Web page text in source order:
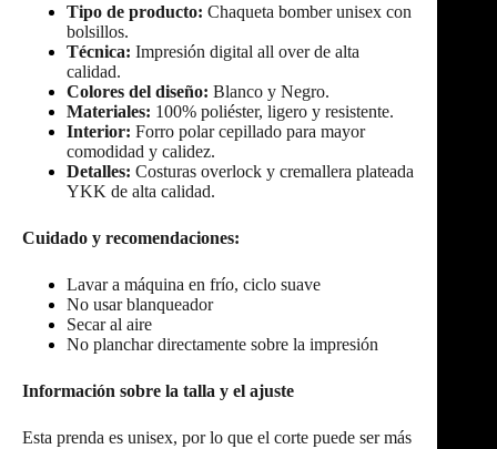
Tipo de producto: Chaqueta bomber unisex con
bolsillos.
Técnica: Impresión digital all over de alta
calidad.
Colores del diseño: Blanco y Negro.
Materiales: 100% poliéster, ligero y resistente.
Interior: Forro polar cepillado para mayor
comodidad y calidez.
Detalles: Costuras overlock y cremallera plateada
YKK de alta calidad.
Cuidado y recomendaciones:
Lavar a máquina en frío, ciclo suave
No usar blanqueador
Secar al aire
No planchar directamente sobre la impresión
Información sobre la talla y el ajuste
Esta prenda es unisex, por lo que el corte puede ser más